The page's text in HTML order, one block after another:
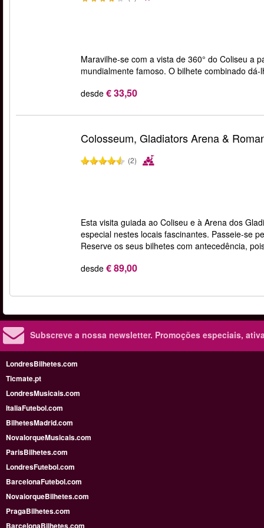
Maravilhe-se com a vista de 360° do Coliseu a
mundialmente famoso. O bilhete combinado
desde € 33,50
Colosseum, Gladiators Arena &
(2)
Esta visita guiada ao Coliseu e à Arena dos
especial nestes locais fascinantes. Passeie-se
Reserve os seus bilhetes com antecedência,
desde € 89,00
Subscreve a nossa newsletter. Promoções especiais,
LondresBilhetes.com
Ticmate.pt
LondresMusicais.com
ItaliaFutebol.com
BilhetesMadrid.com
NovaIorqueMusicais.com
ParisBilhetes.com
LondresFutebol.com
BarcelonaFutebol.com
NovaiorqueBilhetes.com
PragaBilhetes.com
BarcelonaBilhetes.com